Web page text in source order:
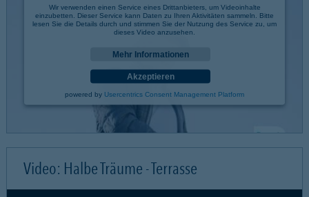
Wir verwenden einen Service eines Drittanbieters, um Videoinhalte
einzubetten. Dieser Service kann Daten zu Ihren Aktivitäten sammeln. Bitte
lesen Sie die Details durch und stimmen Sie der Nutzung des Service zu, um
dieses Video anzusehen.
Mehr Informationen
Akzeptieren
powered by Usercentrics Consent Management Platform
Video: Halbe Träume - Terrasse